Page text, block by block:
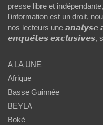
presse libre et
l'information est un droit,
nos lecteurs une
𝙚𝙣𝙦𝙪𝙚̂𝙩𝙚𝙨 𝙚𝙭𝙘𝙡𝙪𝙨𝙞𝙫𝙚𝙨,
A LA UNE
Afrique
Basse Guinnée
BEYLA
Boké